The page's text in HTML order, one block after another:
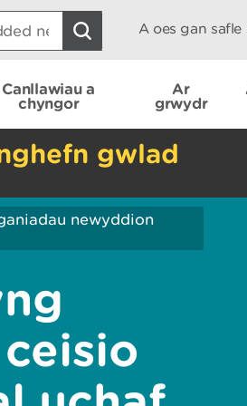
A oes gan
Canllawiau a
chyngor
Ar
grwydr
gwlad
newyddion